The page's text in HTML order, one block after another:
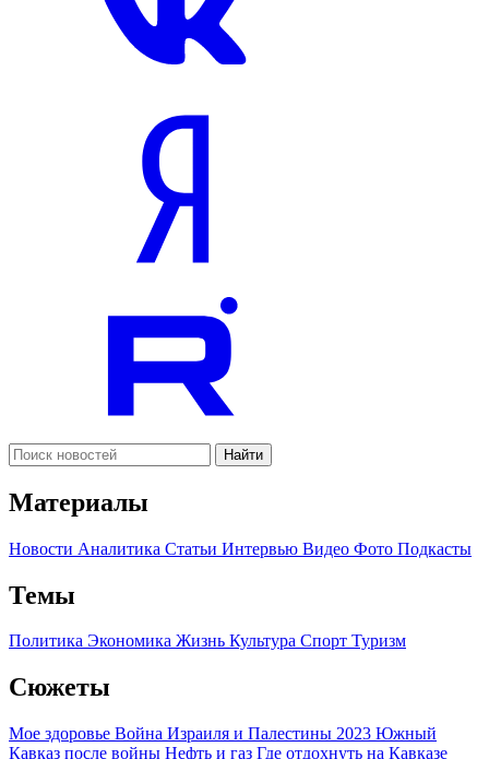
Найти
Материалы
Новости Аналитика Статьи Интервью Видео Фото Подкасты
Темы
Политика Экономика Жизнь Культура Спорт Туризм
Сюжеты
Мое здоровье Война Израиля и Палестины 2023 Южный
Кавказ после войны Нефть и газ Где отдохнуть на Кавказе